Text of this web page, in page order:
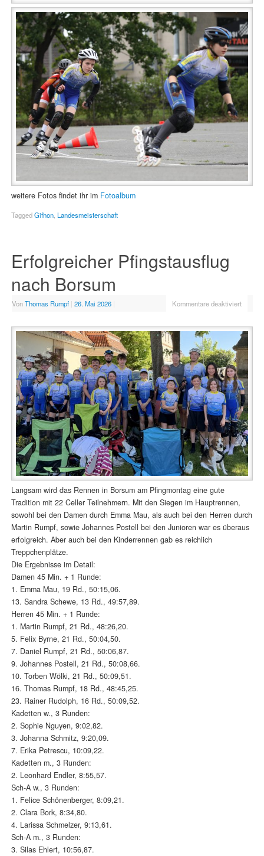
weitere Fotos findet ihr im Fotoalbum
TaggedGifhon, Landesmeisterschaft
Erfolgreicher Pfingstausflug
nach Borsum
VonThomas Rumpf | 26. Mai 2026 | Kommentare deaktiviert
Langsam wird das Rennen in Borsum am Pfingmontag eine gute
Tradition mit 22 Celler Teilnehmern. Mit den Siegen im Hauptrennen,
sowohl bei den Damen durch Emma Mau, als auch bei den Herren durch
Martin Rumpf, sowie Johannes Postell bei den Junioren war es überaus
erfolgreich. Aber auch bei den Kinderrennen gab es reichlich
Treppchenplätze.
Die Ergebnisse im Detail:
Damen 45 Min. + 1 Runde:
1. Emma Mau, 19 Rd., 50:15,06.
13. Sandra Schewe, 13 Rd., 49:57,89.
Herren 45 Min. + 1 Runde:
1. Martin Rumpf, 21 Rd., 48:26,20.
5. Felix Byrne, 21 Rd., 50:04,50.
7. Daniel Rumpf, 21 Rd., 50:06,87.
9. Johannes Postell, 21 Rd., 50:08,66.
10. Torben Wölki, 21 Rd., 50:09,51.
16. Thomas Rumpf, 18 Rd., 48:45,25.
23. Rainer Rudolph, 16 Rd., 50:09,52.
Kadetten w., 3 Runden:
2. Sophie Nguyen, 9:02,82.
3. Johanna Schmitz, 9:20,09.
7. Erika Petrescu, 10:09,22.
Kadetten m., 3 Runden:
2. Leonhard Endler, 8:55,57.
Sch-A w., 3 Runden:
1. Felice Schönenberger, 8:09,21.
2. Clara Bork, 8:34,80.
4. Larissa Schmelzer, 9:13,61.
Sch-A m., 3 Runden:
3. Silas Ehlert, 10:56,87.